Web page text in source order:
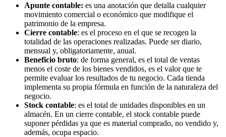
Apunte contable: es una anotación que detalla cualquier
movimiento comercial o económico que modifique el
patrimonio de la empresa.
Cierre contable: es el proceso en el que se recogen la
totalidad de las operaciones realizadas. Puede ser diario,
mensual y, obligatoriamente, anual.
Beneficio bruto: de forma general, es el total de ventas
menos el coste de los bienes vendidos, es el valor que te
permite evaluar los resultados de tu negocio. Cada tienda
implementa su propia fórmula en función de la naturaleza del
negocio.
Stock contable: es el total de unidades disponibles en un
almacén. En un cierre contable, el stock contable puede
suponer pérdidas ya que es material comprado, no vendido y,
además, ocupa espacio.